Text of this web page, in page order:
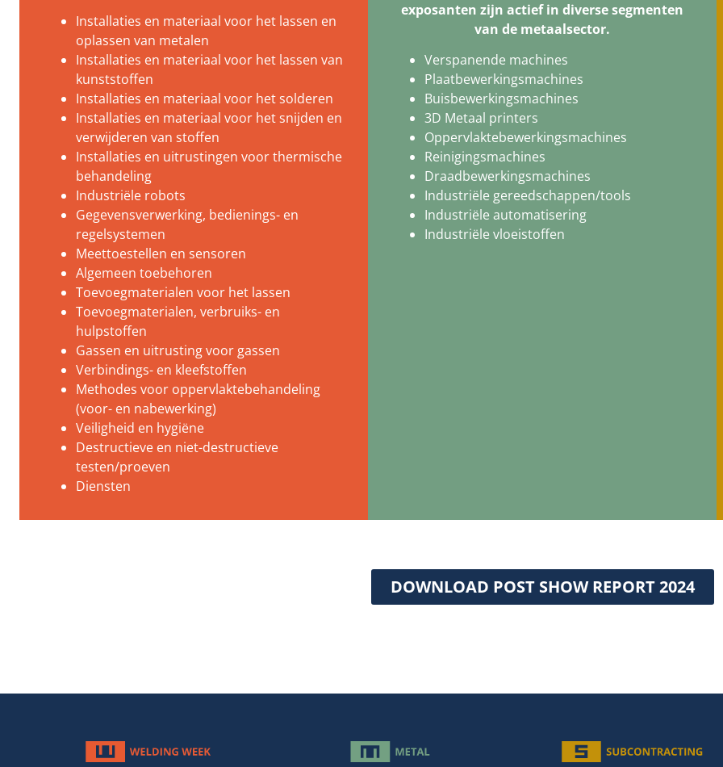
Installaties en materiaal voor het lassen en
oplassen van metalen
Installaties en materiaal voor het lassen van
kunststoffen
Installaties en materiaal voor het solderen
Installaties en materiaal voor het snijden en
verwijderen van stoffen
Installaties en uitrustingen voor thermische
behandeling
Industriële robots
Gegevensverwerking, bedienings- en
regelsystemen
Meettoestellen en sensoren
Algemeen toebehoren
Toevoegmaterialen voor het lassen
Toevoegmaterialen, verbruiks- en
hulpstoffen
Gassen en uitrusting voor gassen
Verbindings- en kleefstoffen
Methodes voor oppervlaktebehandeling
(voor- en nabewerking)
Veiligheid en hygiëne
Destructieve en niet-destructieve
testen/proeven
Diensten
exposanten zijn actief in diverse segmenten
van de metaalsector.
Verspanende machines
Plaatbewerkingsmachines
Buisbewerkingsmachines
3D Metaal printers
Oppervlaktebewerkingsmachines
Reinigingsmachines
Draadbewerkingsmachines
Industriële gereedschappen/tools
Industriële automatisering
Industriële vloeistoffen
DOWNLOAD POST SHOW REPORT 2024